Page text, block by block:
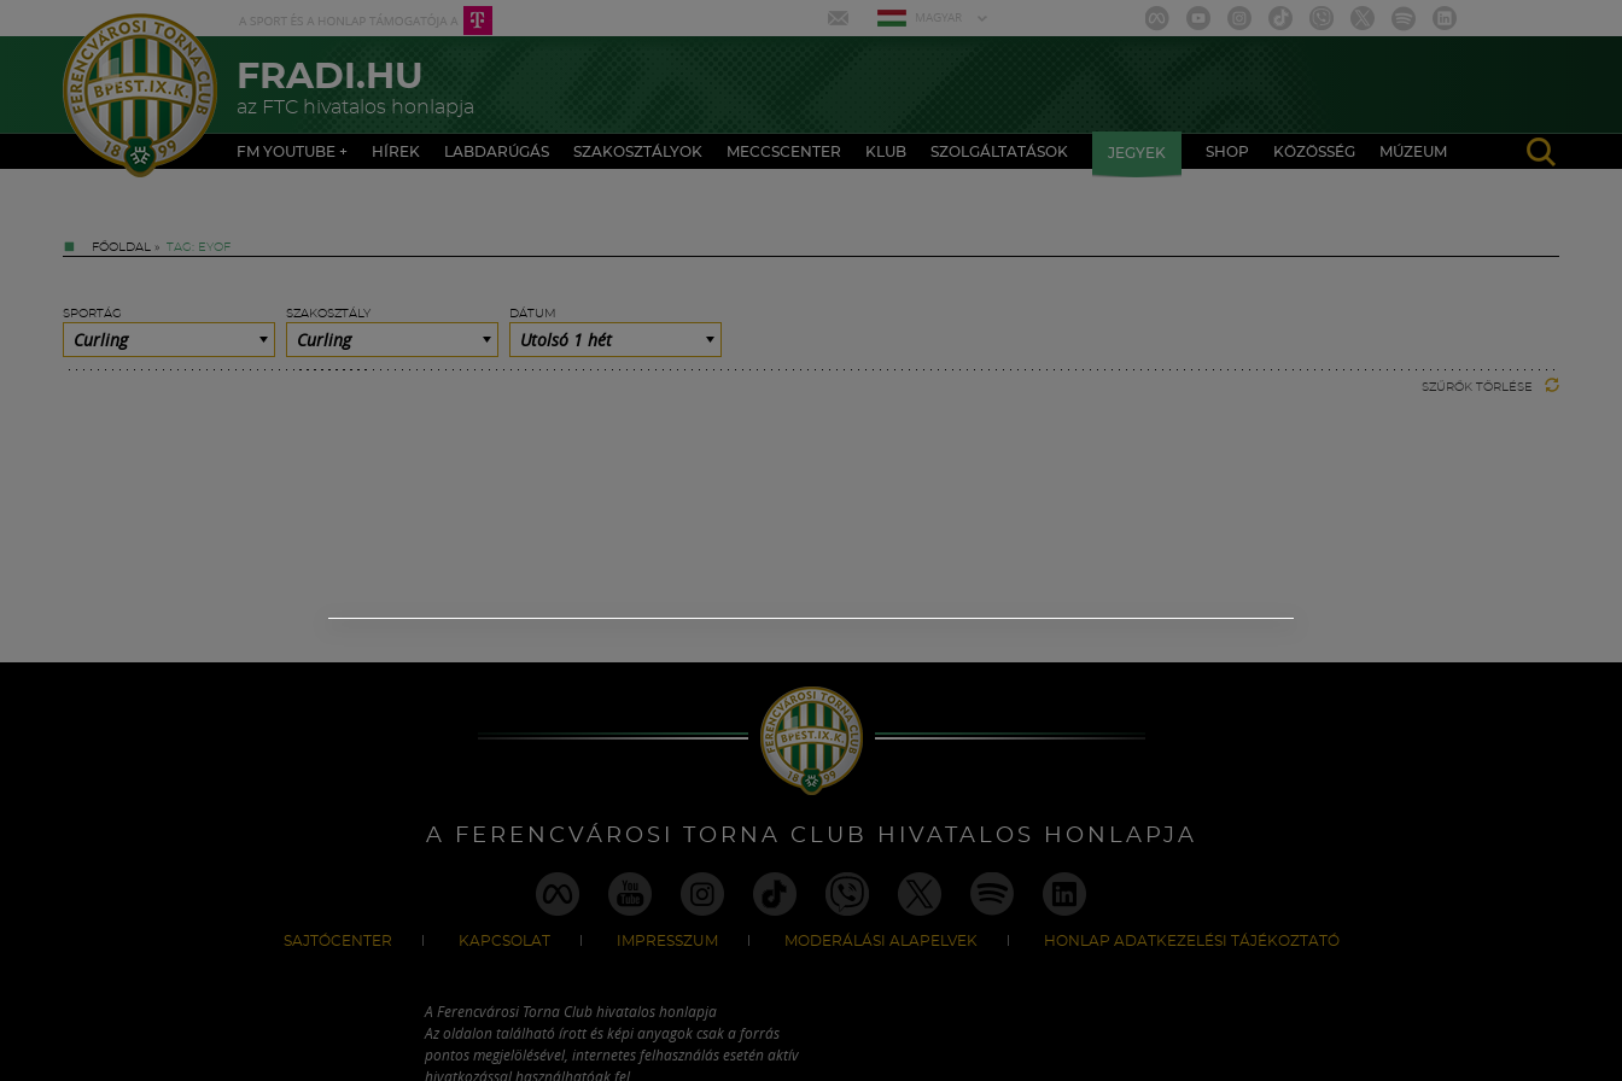
MAGYAR
FRADI.HU
az FTC hivatalos honlapja
FM YOUTUBE + HÍREK LABDARÚGÁS SZAKOSZTÁLYOK MECCSCENTER KLUB SZOLGÁLTATÁSOK JEGYEK SHOP KÖZÖSSÉG MÚZEUM
FŐOLDAL » TAG: EYOF
SPORTÁG
Curling
SZAKOSZTÁLY
Curling
DÁTUM
Utolsó 1 hét
SZŰRŐK TÖRLÉSE
A FERENCVÁROSI TORNA CLUB HIVATALOS HONLAPJA
SAJTÓCENTER KAPCSOLAT IMPRESSZUM MODERÁLÁSI ALAPELVEK HONLAP ADATKEZELÉSI TÁJÉKOZTATÓ
A Ferencvárosi Torna Club hivatalos honlapja
Az oldalon található írott és képi anyagok csak a forrás
pontos megjelölésével, internetes felhasználás esetén aktív
hivatkozással használhatóak fel.